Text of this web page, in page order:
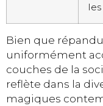
Bien que
uniformément
couches de la
reflète dans la
magiques